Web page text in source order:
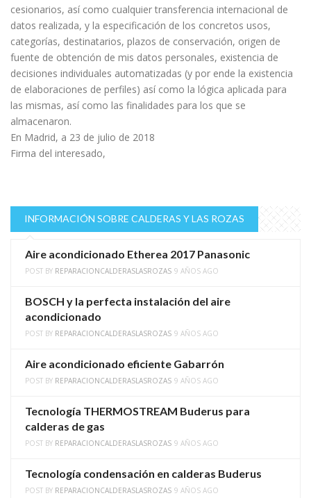
cesionarios, así como cualquier transferencia internacional de
datos realizada, y la especificación de los concretos usos,
categorías, destinatarios, plazos de conservación, origen de
fuente de obtención de mis datos personales, existencia de
decisiones individuales automatizadas (y por ende la existencia
de elaboraciones de perfiles) así como la lógica aplicada para
las mismas, así como las finalidades para los que se
almacenaron.
En Madrid, a 23 de julio de 2018
Firma del interesado,
INFORMACIÓN SOBRE CALDERAS Y LAS ROZAS
Aire acondicionado Etherea 2017 Panasonic
POST BY REPARACIONCALDERASLASROZAS 9 AÑOS AGO
BOSCH y la perfecta instalación del aire
acondicionado
POST BY REPARACIONCALDERASLASROZAS 9 AÑOS AGO
Aire acondicionado eficiente Gabarrón
POST BY REPARACIONCALDERASLASROZAS 9 AÑOS AGO
Tecnología THERMOSTREAM Buderus para
calderas de gas
POST BY REPARACIONCALDERASLASROZAS 9 AÑOS AGO
Tecnología condensación en calderas Buderus
POST BY REPARACIONCALDERASLASROZAS 9 AÑOS AGO